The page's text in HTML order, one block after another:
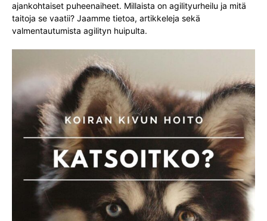
ajankohtaiset puheenaiheet. Millaista on agilityurheilu ja mitä
taitoja se vaatii? Jaamme tietoa, artikkeleja sekä
valmentautumista agilityn huipulta.